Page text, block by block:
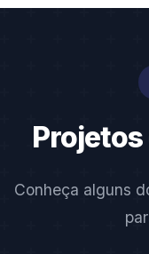
Conheça alguns